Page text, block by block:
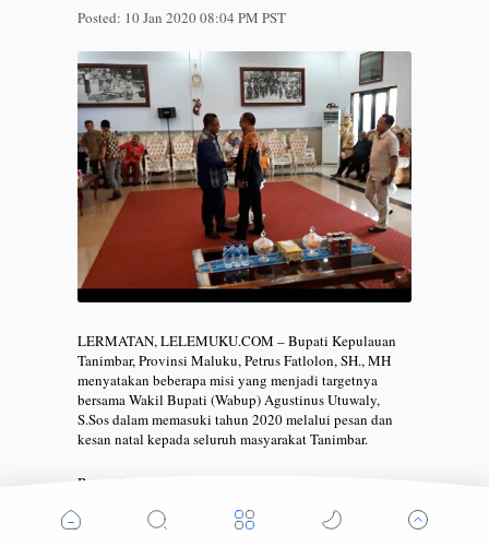
Posted: 10 Jan 2020 08:04 PM PST
LERMATAN, LELEMUKU.COM – Bupati Kepulauan
Tanimbar, Provinsi Maluku, Petrus Fatlolon, SH., MH
menyatakan beberapa misi yang menjadi targetnya
bersama Wakil Bupati (Wabup) Agustinus Utuwaly,
S.Sos dalam memasuki tahun 2020 melalui pesan dan
kesan natal kepada seluruh masyarakat Tanimbar.
Bupati Fatlolon yang didampingi oleh Istri, Joice
Satuan Kerja Perangkat Daerah (SKPD) Tanimbar